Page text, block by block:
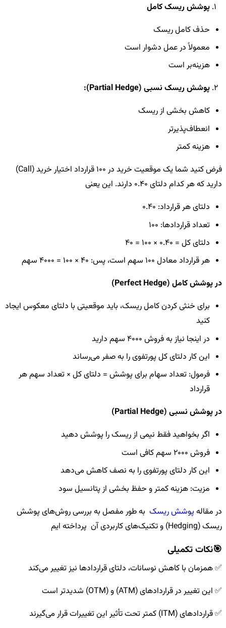
پوشش ریسک کامل
حذف کامل ریسک
معمولاً در عمل دشوار است
هزینه‌بر است
پوشش ریسک نسبی (Partial Hedge):
کاهش بخشی از ریسک
انعطاف‌پذیرتر
هزینه کمتر
فرض کنید شما یک موقعیت خرید در 100 قرارداد اختیار خرید (Call)
دارید که هر کدام دلتای 0.40 دارند. این یعنی
دلتای هر قرارداد: 0.40
تعداد قراردادها: 100
دلتای کل = 0.40 × 100 = 40
هر قرارداد معادل 100 سهم است، پس: 40 × 100 = 4000 سهم
در پوشش کامل (Perfect Hedge)
برای خنثی کردن کامل ریسک، باید موقعیتی با دلتای معکوس ایجاد
کنید
در اینجا نیاز به فروش 4000 سهم دارید
این کار دلتای کل پورتفوی را به صفر می‌رساند
فرمول: تعداد سهام برای پوشش = دلتای کل × تعداد سهم هر
قرارداد
در پوشش نسبی (Partial Hedge)
اگر بخواهید فقط نیمی از ریسک را پوشش دهید
فروش 2000 سهم کافی است
این کار دلتای پورتفوی را به نصف کاهش می‌دهد
مزیت: هزینه کمتر و حفظ بخشی از پتانسیل سود
در مقالهپوشش ریسکبه طور مفصل به بررسی روش‌های پوشش
ریسک (Hedging) و تکنیک‌های کاربردی آن پرداخته ایم
🎯نکات تکمیلی
✅ همزمان با کاهش نوسانات، دلتای قراردادها نیز تغییر می‌کند
✅ این تغییر در قراردادهای (ATM) و (OTM) شدیدتر است
✅ قراردادهای (ITM) کمتر تحت تأثیر این تغییرات قرار می‌گیرند